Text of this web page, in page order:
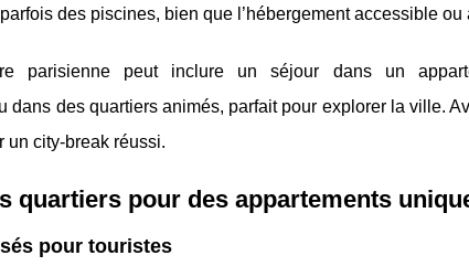
parfois des piscines, bien que l’hébergement accessible
parisienne peut inclure un séjour dans un
dans des quartiers animés, parfait pour explorer la ville.
un city-break réussi.
quartiers pour des appartements
pour touristes